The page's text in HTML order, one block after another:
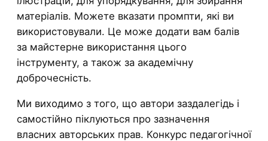
матеріалів. Можете вказати промпти, які ви
використовували. Це може додати вам балів
за майстерне використання цього
інструменту, а також за академічну
доброчесність.
Ми виходимо з того, що автори заздалегідь і
самостійно піклуються про зазначення
власних авторських прав. Конкурс педагогічної